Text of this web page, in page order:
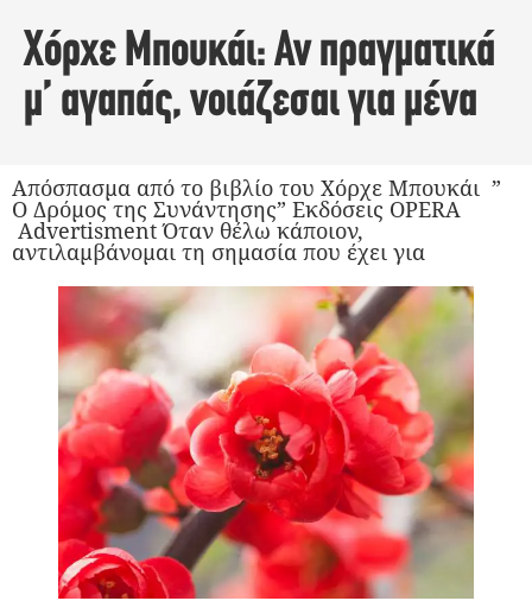
Χόρχε Μπουκάι: Αν πραγματικά
μ’ αγαπάς, νοιάζεσαι για μένα
Απόσπασμα από το βιβλίο του Χόρχε Μπουκάι ”
Ο Δρόμος της Συνάντησης” Εκδόσεις OPERA
Advertisment Όταν θέλω κάποιον,
αντιλαμβάνομαι τη σημασία που έχει για